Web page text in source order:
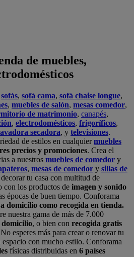
de muebles,
sofás, sofá cama, sofá chaise longue,
, muebles de salón, mesas comedor,
de matrimonio, canapés,
, electrodomésticos, frigoríficos,
secadora, y televisiones.
de estilos en cualquiermuebles
precios y promociones. Crea el
a nuestros muebles de comedor y
, mesas de comedor y sillas de
tu casa con multitud de
con los productos de imagen y sonido
épocas de buen tiempo. Conforama
domicilio como recogida en tienda.
nuestra gama de más de 7.000
, o bien con recogida gratis
No esperes más para crear o renovar tu
con mucho estilo. Conforama
físicas distribuidas en 6 países